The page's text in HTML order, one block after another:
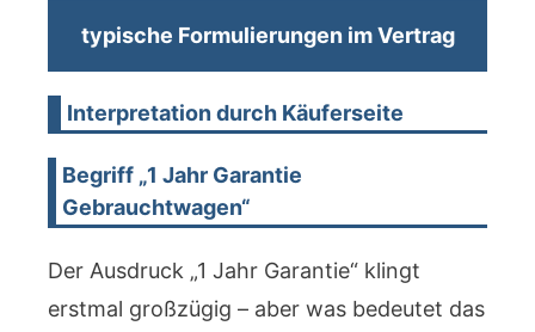
typische Formulierungen im Vertrag
Interpretation durch Käuferseite
Begriff „1 Jahr Garantie
Gebrauchtwagen“
Der Ausdruck „1 Jahr Garantie“ klingt
erstmal großzügig – aber was bedeutet das